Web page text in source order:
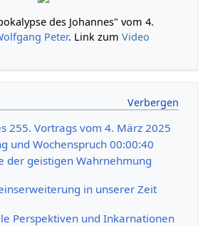
des Johannes" vom 4.
Peter. Link zumVideo
255. Vortrags vom 4. März 2025
und Wochenspruch 00:00:40
der geistigen Wahrnehmung
in unserer Zeit
Perspektiven und Inkarnationen